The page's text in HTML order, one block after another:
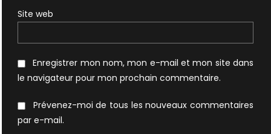
Site web
Enregistrer mon nom, mon e-mail et mon site dans
le navigateur pour mon prochain commentaire.
Prévenez-moi de tous les nouveaux commentaires
par e-mail.